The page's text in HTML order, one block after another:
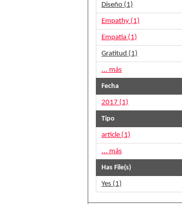
Diseño (1)
Empathy (1)
Empatía (1)
Gratitud (1)
... más
Fecha
2017 (1)
Tipo
article (1)
... más
Has File(s)
Yes (1)